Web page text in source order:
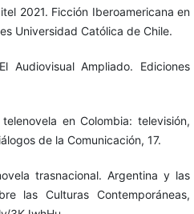
2021. Ficción Iberoamericana en
Universidad Católica de Chile.
Audiovisual Ampliado. Ediciones
en Colombia: televisión,
de la Comunicación, 17.
trasnacional. Argentina y las
las Culturas Contemporáneas,